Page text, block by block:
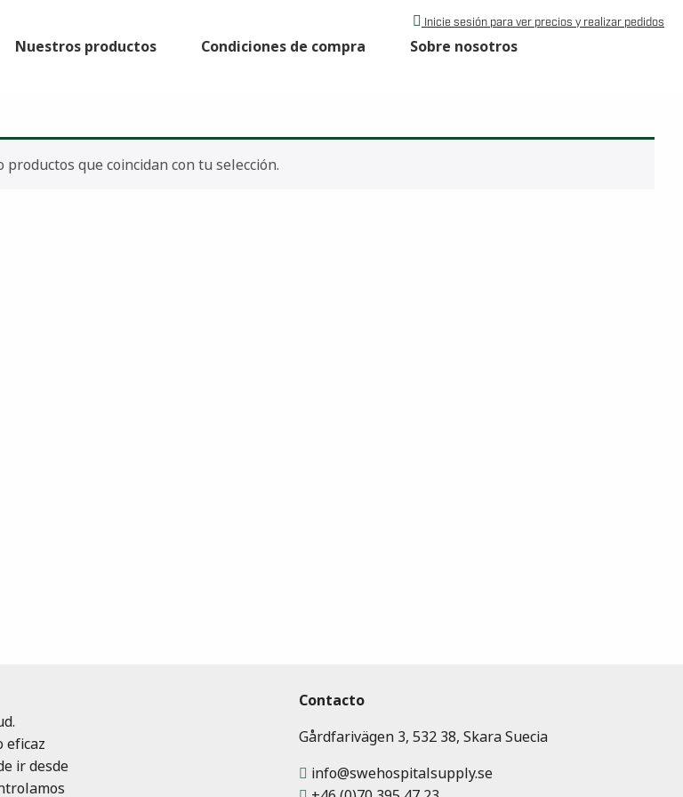
Nuestros productos Condiciones de compra Sobre nosotros
Inicie sesión para ver precios y realizar pedidos
que coincidan con tu selección.
eficaz
ir desde
Contacto
Gårdfarivägen 3, 532 38, Skara Suecia
info@swehospitalsupply.se